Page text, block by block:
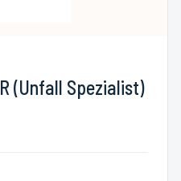
(Unfall Spezialist)